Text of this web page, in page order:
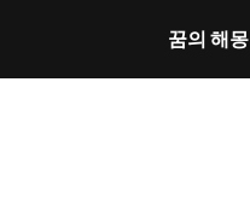
꿈의 해몽